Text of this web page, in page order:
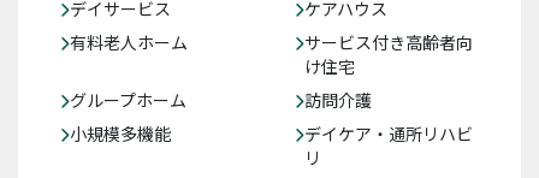
デイサービス
ケアハウス
有料老人ホーム
サービス付き高齢者向
け住宅
グループホーム
訪問介護
小規模多機能
デイケア・通所リハビ
リ